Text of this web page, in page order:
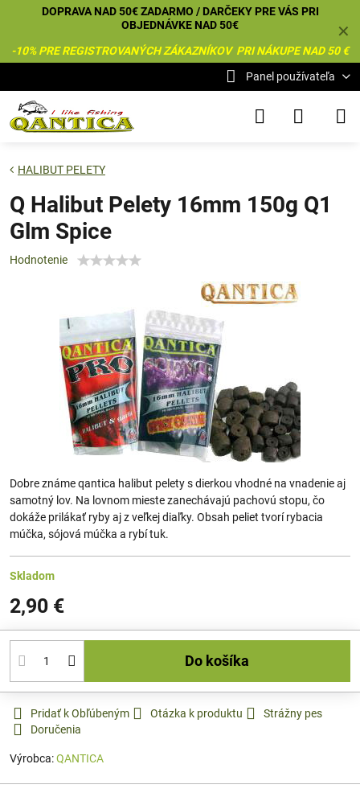
✕
DOPRAVA NAD 50€ ZADARMO / DARČEKY PRE VÁS PRI
OBJEDNÁVKE NAD 50€
-10% PRE REGISTROVANÝCH ZÁKAZNÍKOV PRI NÁKUPE NAD 50 €
Panel používateľa
HALIBUT PELETY
Q Halibut Pelety 16mm 150g Q1
Glm Spice
Hodnotenie
Dobre známe qantica halibut pelety s dierkou vhodné na vnadenie aj
samotný lov. Na lovnom mieste zanechávajú pachovú stopu, čo
dokáže prilákať ryby aj z veľkej diaľky. Obsah peliet tvorí rybacia
múčka, sójová múčka a rybí tuk.
Skladom
2,90 €
Do košíka
Pridať k Obľúbeným Otázka k produktu
Strážny pes
Doručenia
Výrobca:QANTICA